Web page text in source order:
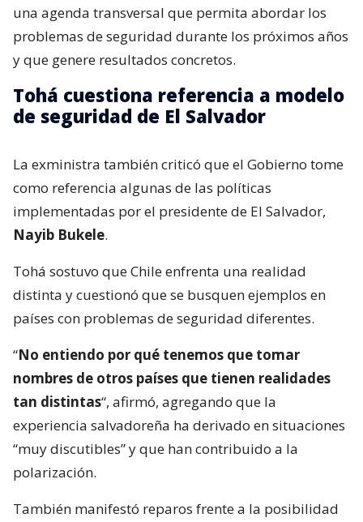
una agenda transversal que permita abordar los
problemas de seguridad durante los próximos años
y que genere resultados concretos.
Tohá cuestiona referencia a modelo
de seguridad de El Salvador
La exministra también criticó que el Gobierno tome
como referencia algunas de las políticas
implementadas por el presidente de El Salvador,
Nayib Bukele.
Tohá sostuvo que Chile enfrenta una realidad
distinta y cuestionó que se busquen ejemplos en
países con problemas de seguridad diferentes.
“No entiendo por qué tenemos que tomar
nombres de otros países que tienen realidades
tan distintas“, afirmó, agregando que la
experiencia salvadoreña ha derivado en situaciones
“muy discutibles” y que han contribuido a la
polarización.
También manifestó reparos frente a la posibilidad